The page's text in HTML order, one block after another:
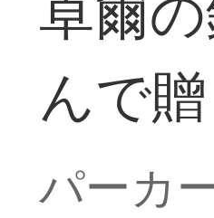
んで
パーカ